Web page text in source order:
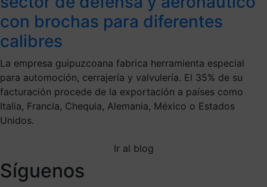
con brochas para diferentes
calibres
La empresa guipuzcoana fabrica herramienta especial
para automoción, cerrajería y valvulería. El 35% de su
facturación procede de la exportación a países como
Italia, Francia, Chequia, Alemania, México o Estados
Unidos.
Ir al blog
Síguenos